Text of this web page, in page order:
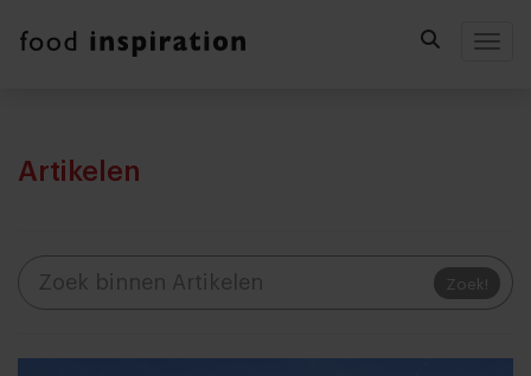
Artikelen
Zoek!